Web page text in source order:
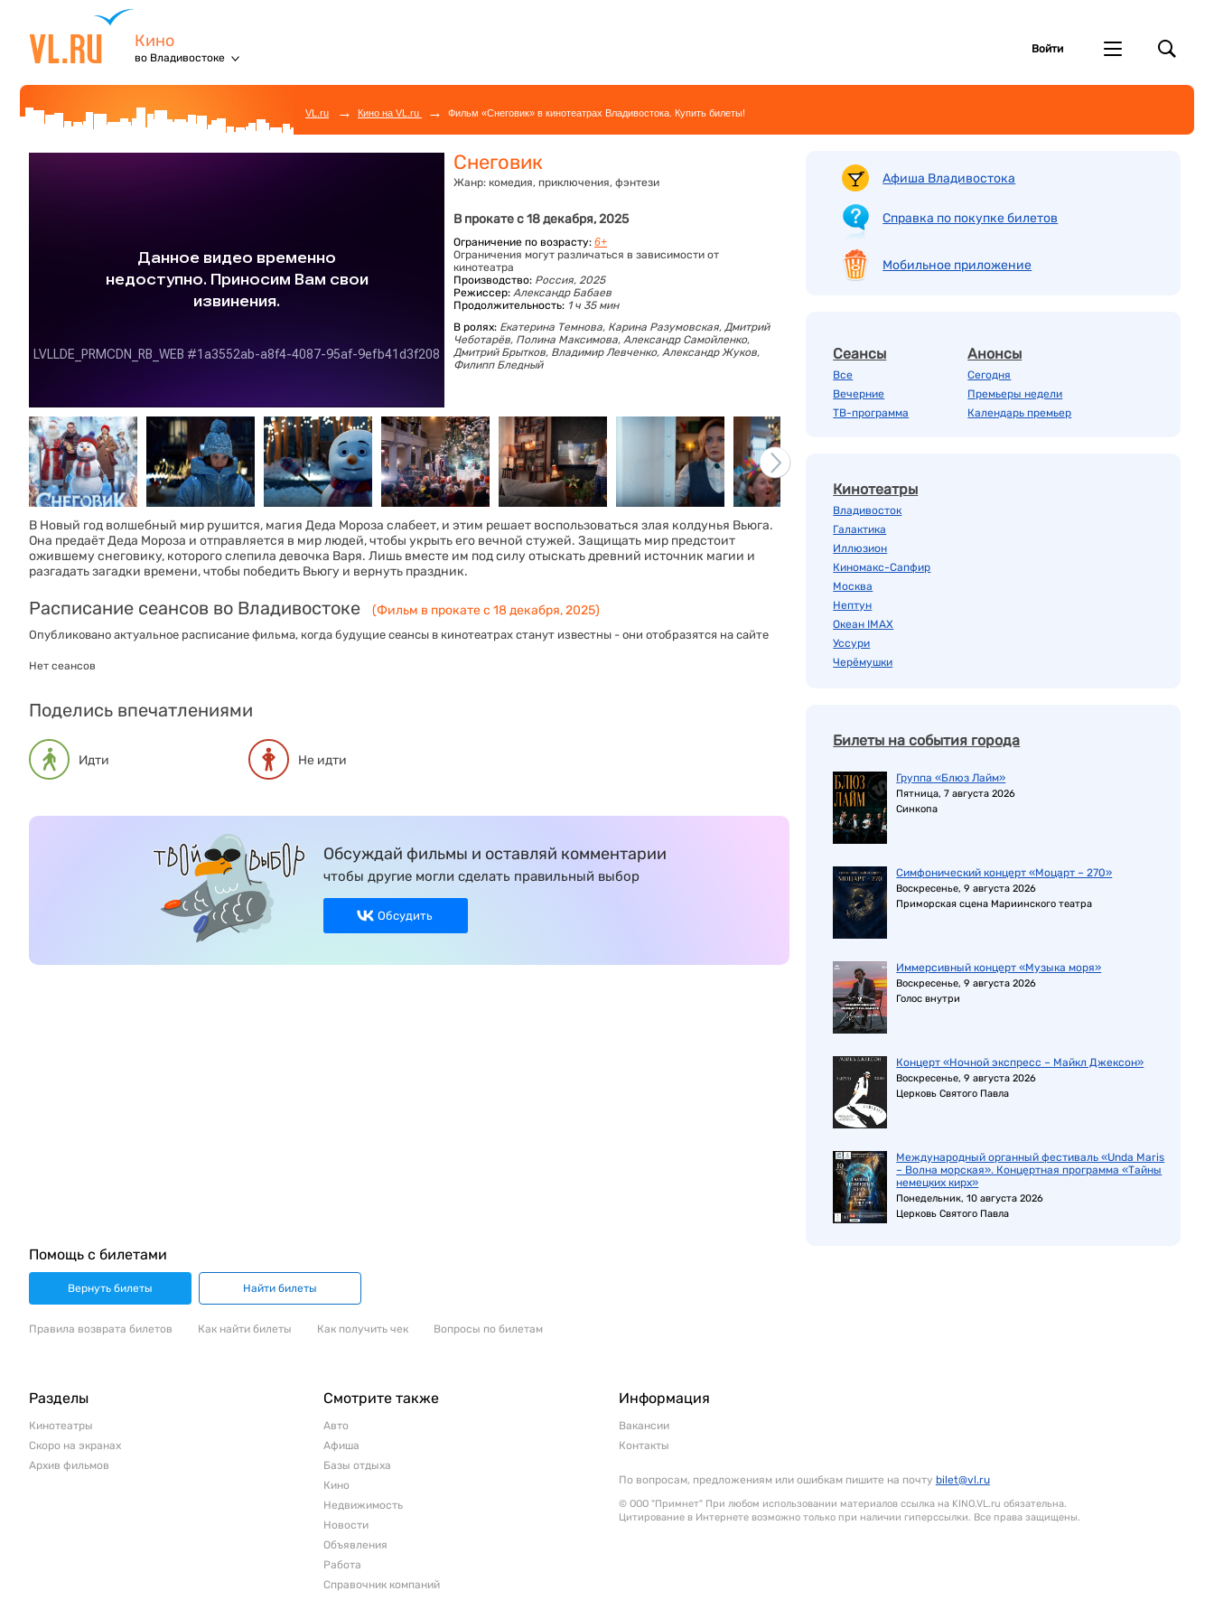
Кино
во Владивостоке
Войти
VL.ru → Кино на VL.ru → Фильм «Снеговик» в кинотеатрах Владивостока. Купить билеты!
Снеговик
Жанр: комедия, приключения, фэнтези
В прокате с 18 декабря, 2025
Ограничение по возрасту: 6+
Ограничения могут различаться в зависимости от
кинотеатра
Производство: Россия, 2025
Режиссер: Александр Бабаев
Продолжительность: 1 ч 35 мин
В ролях: Екатерина Темнова, Карина Разумовская, Дмитрий
Чеботарёв, Полина Максимова, Александр Самойленко,
Дмитрий Брытков, Владимир Левченко, Александр Жуков,
Филипп Бледный
В Новый год волшебный мир рушится, магия Деда Мороза слабеет, и этим решает воспользоваться злая колдунья Вьюга.
Она предаёт Деда Мороза и отправляется в мир людей, чтобы укрыть его вечной стужей. Защищать мир предстоит
ожившему снеговику, которого слепила девочка Варя. Лишь вместе им под силу отыскать древний источник магии и
разгадать загадки времени, чтобы победить Вьюгу и вернуть праздник.
Расписание сеансов во Владивостоке (Фильм в прокате с 18 декабря, 2025)
Опубликовано актуальное расписание фильма, когда будущие сеансы в кинотеатрах станут известны - они отобразятся на сайте
Нет сеансов
Поделись впечатлениями
Идти Не идти
Обсуждай фильмы и оставляй комментарии
чтобы другие могли сделать правильный выбор
Обсудить
Афиша Владивостока
Справка по покупке билетов
Мобильное приложение
Сеансы
Все
Вечерние
ТВ-программа
Анонсы
Сегодня
Премьеры недели
Календарь премьер
Кинотеатры
Владивосток
Галактика
Иллюзион
Киномакс-Сапфир
Москва
Нептун
Океан IMAX
Уссури
Черёмушки
Билеты на события города
Группа «Блюз Лайм»
Пятница, 7 августа 2026
Синкопа
Симфонический концерт «Моцарт – 270»
Воскресенье, 9 августа 2026
Приморская сцена Мариинского театра
Иммерсивный концерт «Музыка моря»
Воскресенье, 9 августа 2026
Голос внутри
Концерт «Ночной экспресс – Майкл Джексон»
Воскресенье, 9 августа 2026
Церковь Святого Павла
Международный органный фестиваль «Unda Maris
– Волна морская». Концертная программа «Тайны
немецких кирх»
Понедельник, 10 августа 2026
Церковь Святого Павла
Помощь с билетами
Вернуть билеты Найти билеты
Правила возврата билетов Как найти билеты Как получить чек Вопросы по билетам
Разделы
Кинотеатры
Скоро на экранах
Архив фильмов
Смотрите также
Авто
Афиша
Базы отдыха
Кино
Недвижимость
Новости
Объявления
Работа
Справочник компаний
Информация
Вакансии
Контакты
По вопросам, предложениям или ошибкам пишите на почту bilet@vl.ru
© ООО "Примнет" При любом использовании материалов ссылка на KINO.VL.ru обязательна.
Цитирование в Интернете возможно только при наличии гиперссылки. Все права защищены.